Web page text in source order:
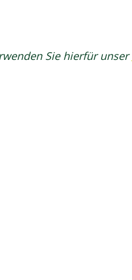
Sie hierfür unser